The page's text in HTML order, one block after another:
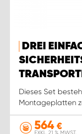
DREI
Dieses Set
Montageplatten
564 €